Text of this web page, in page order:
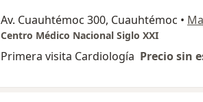
Av. Cuauhtémoc 300, Cuauhtémoc •
Centro Médico Nacional Siglo XXI
Primera visita Cardiología Precio sin